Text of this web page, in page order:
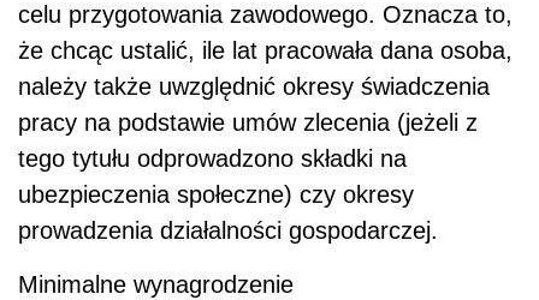
celu przygotowania zawodowego. Oznacza to,
że chcąc ustalić, ile lat pracowała dana osoba,
należy także uwzględnić okresy świadczenia
pracy na podstawie umów zlecenia (jeżeli z
tego tytułu odprowadzono składki na
ubezpieczenia społeczne) czy okresy
prowadzenia działalności gospodarczej.
Minimalne wynagrodzenie